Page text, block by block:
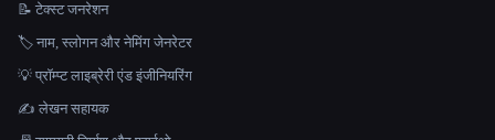
📝 टेक्स्ट जनरेशन
🏷️ नाम, स्लोगन और नेमिंग जेनरेटर
💡 प्रॉम्प्ट लाइब्रेरी एंड इंजीनियरिंग
✍️ लेखन सहायक